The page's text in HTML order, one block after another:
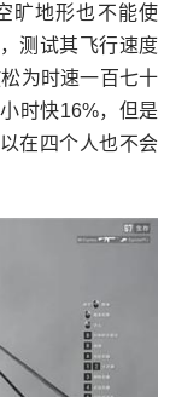
旷地形也不能使
测试其飞行速度
为时速一百七十
时快16%，但是
在四个人也不会